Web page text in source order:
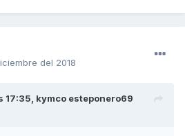
del 2018
17:35, kymco esteponero69